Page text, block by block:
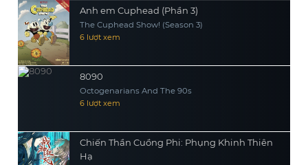
Anh em Cuphead (Phần 3)
The Cuphead Show! (Season 3)
6 lượt xem
8090
Octogenarians And The 90s
6 lượt xem
Chiến Thần Cuồng Phi: Phụng Khinh Thiên
Hạ